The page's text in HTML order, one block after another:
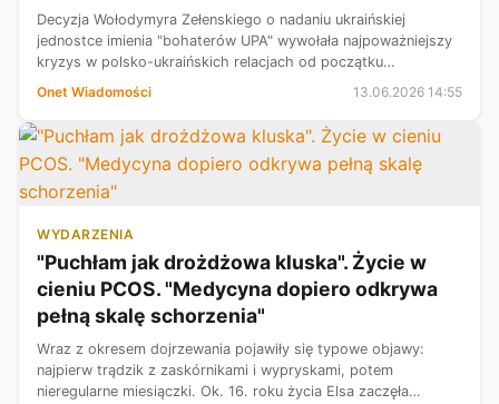
Decyzja Wołodymyra Zełenskiego o nadaniu ukraińskiej
jednostce imienia "bohaterów UPA" wywołała najpoważniejszy
kryzys w polsko-ukraińskich relacjach od początku
pełnoskalowej wojny z Rosją. W specjalnym solowym odcinku
Onet Wiadomości 13.06.2026 14:55
WYDARZENIA
"Puchłam jak drożdżowa kluska". Życie w
cieniu PCOS. "Medycyna dopiero odkrywa
pełną skalę schorzenia"
Wraz z okresem dojrzewania pojawiły się typowe objawy:
najpierw trądzik z zaskórnikami i wypryskami, potem
nieregularne miesiączki. Ok. 16. roku życia Elsa zaczęła